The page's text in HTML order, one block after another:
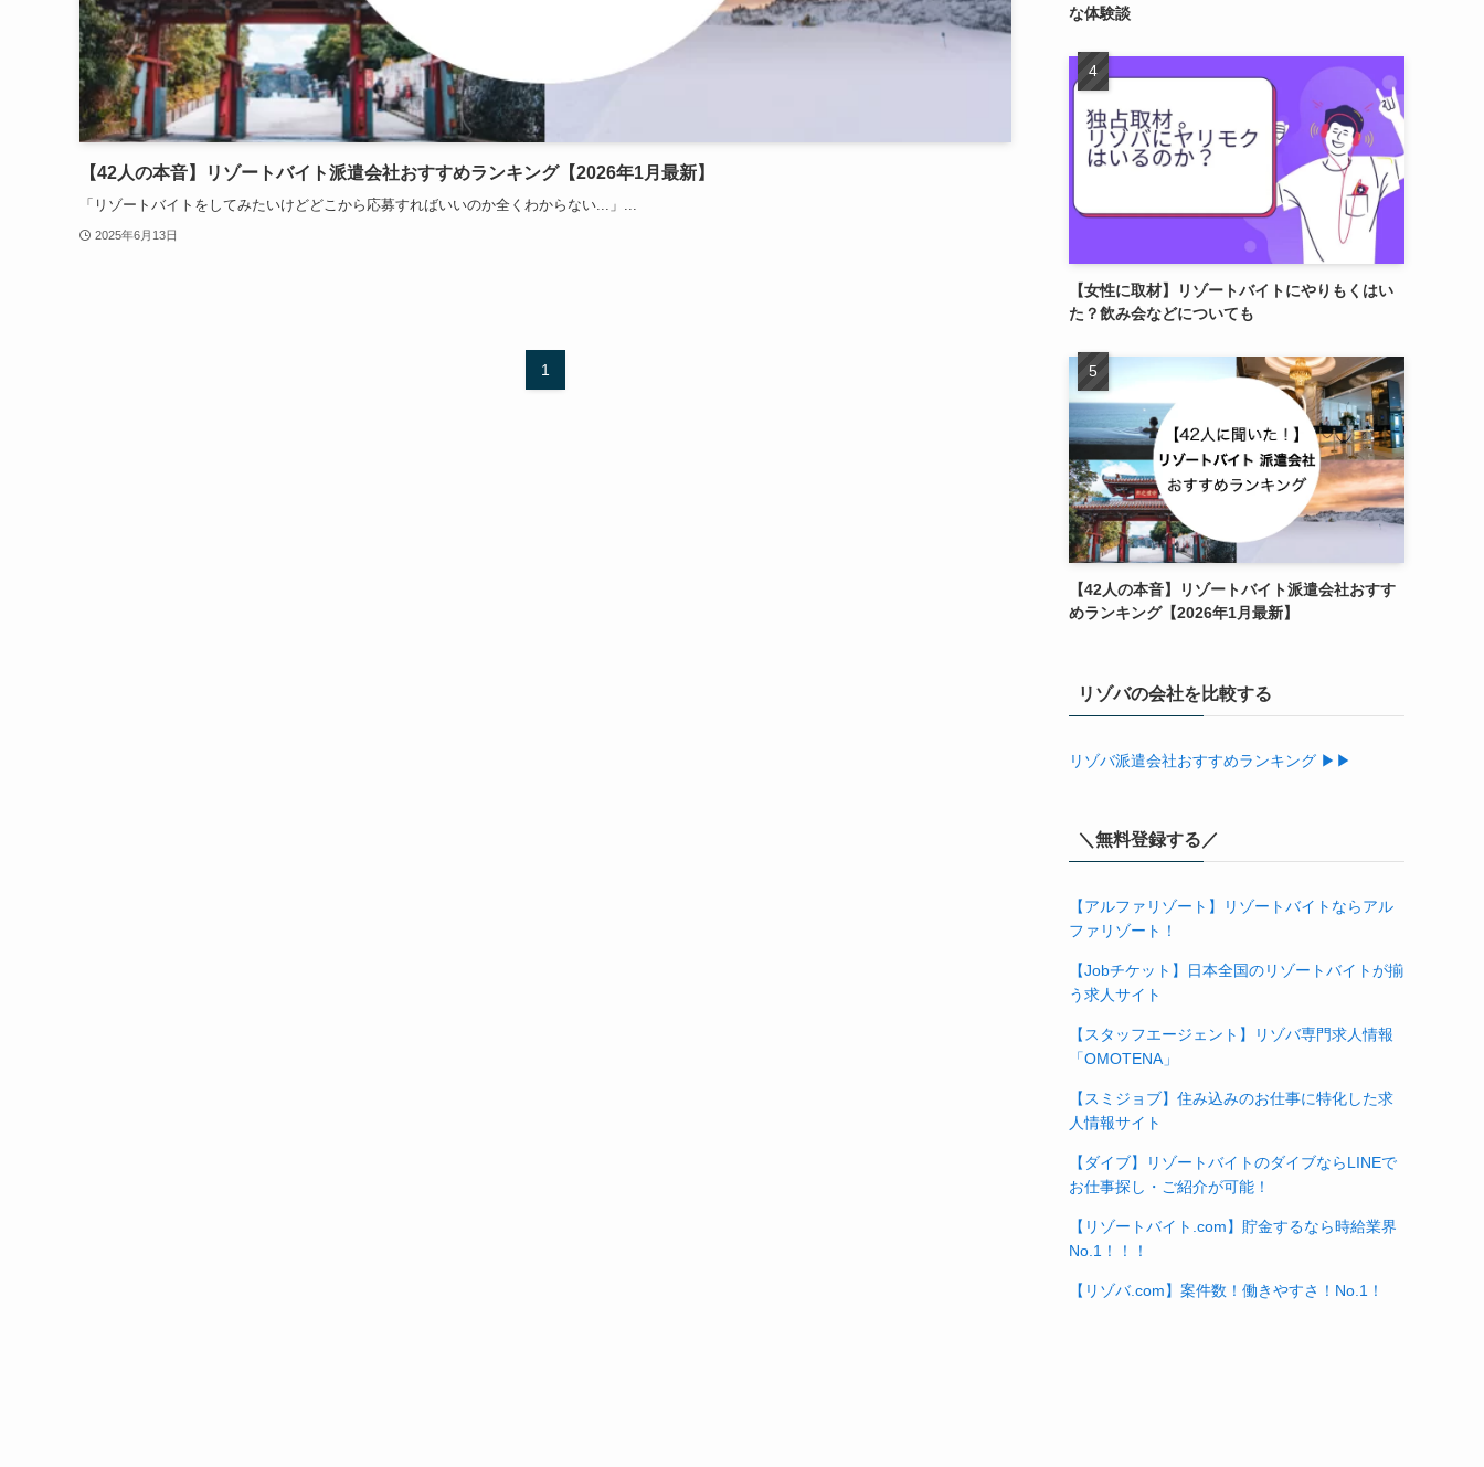
【42人の本音】リゾートバイト派遣会社おすすめランキング【2026年1月最新】
「リゾートバイトをしてみたいけどどこから応募すればいいのか全くわからない...」...
2025年6月13日
1
な体験談
【女性に取材】リゾートバイトにやりもくはい
た？飲み会などについても
【42人の本音】リゾートバイト派遣会社おすす
めランキング【2026年1月最新】
リゾバの会社を比較する
リゾバ派遣会社おすすめランキング ▶▶
＼無料登録する／
【アルファリゾート】リゾートバイトならアル
ファリゾート！
【Jobチケット】日本全国のリゾートバイトが揃
う求人サイト
【スタッフエージェント】リゾバ専門求人情報
「OMOTENA」
【スミジョブ】住み込みのお仕事に特化した求
人情報サイト
【ダイブ】リゾートバイトのダイブならLINEで
お仕事探し・ご紹介が可能！
【リゾートバイト.com】貯金するなら時給業界
No.1！！！
【リゾバ.com】案件数！働きやすさ！No.1！